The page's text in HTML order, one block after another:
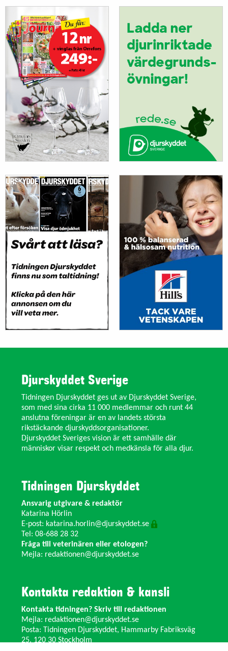
Djurskyddet Sverige
Tidningen Djurskyddet ges ut av Djurskyddet Sverige,
som med sina cirka 11 000 medlemmar och runt 44
anslutna föreningar är en av landets största
rikstäckande djurskyddsorganisationer.
Djurskyddet Sveriges vision är ett samhälle där
människor visar respekt och medkänsla för alla djur.
Tidningen Djurskyddet
Ansvarig utgivare & redaktör
Katarina Hörlin
E-post: katarina.horlin@djurskyddet.se
Tel: 08-688 28 32
Fråga till veterinären eller etologen?
Mejla: redaktionen@djurskyddet.se
Kontakta redaktion & kansli
Kontakta tidningen? Skriv till redaktionen
Mejla: redaktionen@djurskyddet.se
Posta: Tidningen Djurskyddet, Hammarby Fabriksväg
25, 120 30 Stockholm